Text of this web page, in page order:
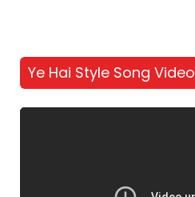
Ye Hai Style Song Video